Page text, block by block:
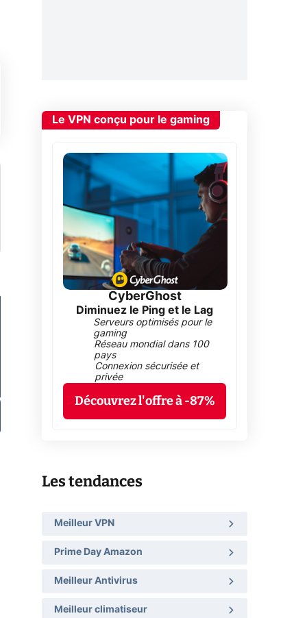
Le VPN conçu pour le gaming
CyberGhost
Diminuez le Ping et le Lag
Serveurs optimisés pour le
gaming
Réseau mondial dans 100
pays
Connexion sécurisée et
privée
Découvrez l'offre à -87%
Les tendances
Meilleur VPN
Prime Day Amazon
Meilleur Antivirus
Meilleur climatiseur